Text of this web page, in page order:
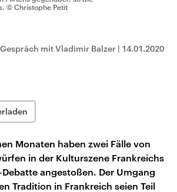
© Christophe Petit
mit Vladimir Balzer | 14.01.2020
Monaten haben zwei Fälle von
in der Kulturszene Frankreichs
angestoßen. Der Umgang
Tradition in Frankreich seien Teil